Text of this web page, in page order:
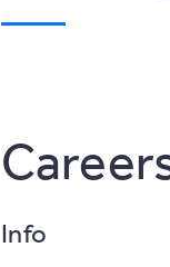
Info